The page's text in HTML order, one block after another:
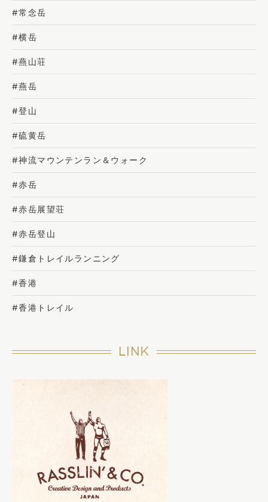
#常念岳
#横岳
#燕山荘
#燕岳
#登山
#硫黄岳
#神流マウンテンラン＆ウォーク
#赤岳
#赤岳展望荘
#赤岳登山
#鎌倉トレイルランニング
#香港
#香港トレイル
LINK